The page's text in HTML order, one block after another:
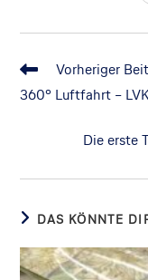
Vorheriger
360° Luftfahrt –
Die erste
DAS KÖNNTE